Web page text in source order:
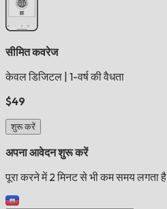
सीमित कवरेज
केवल डिजिटल 1-वर्ष की वैधता
$49
शुरू करें
अपना आवेदन शुरू करें
पूरा करने में 2 मिनट से भी कम समय लगता है